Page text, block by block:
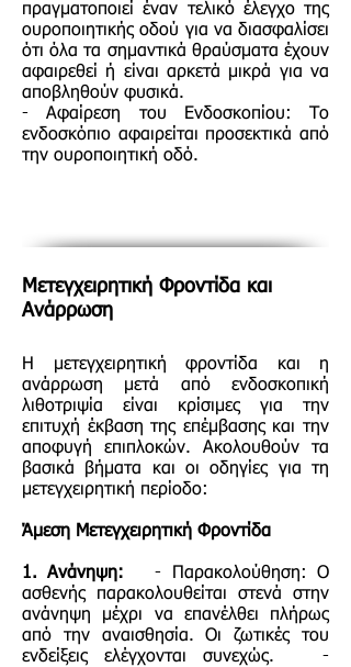
πραγματοποιεί έναν τελικό έλεγχο της
ουροποιητικής οδού για να διασφαλίσει
ότι όλα τα σημαντικά θραύσματα έχουν
αφαιρεθεί ή είναι αρκετά μικρά για να
αποβληθούν φυσικά.
- Αφαίρεση του Ενδοσκοπίου: Το
ενδοσκόπιο αφαιρείται προσεκτικά από
την ουροποιητική οδό.
Μετεγχειρητική Φροντίδα και
Ανάρρωση
Η μετεγχειρητική φροντίδα και η
ανάρρωση μετά από ενδοσκοπική
λιθοτριψία είναι κρίσιμες για την
επιτυχή έκβαση της επέμβασης και την
αποφυγή επιπλοκών. Ακολουθούν τα
βασικά βήματα και οι οδηγίες για τη
μετεγχειρητική περίοδο:
Άμεση Μετεγχειρητική Φροντίδα
1. Ανάνηψη: - Παρακολούθηση: Ο
ασθενής παρακολουθείται στενά στην
ανάνηψη μέχρι να επανέλθει πλήρως
από την αναισθησία. Οι ζωτικές του
ενδείξεις ελέγχονται συνεχώς. -